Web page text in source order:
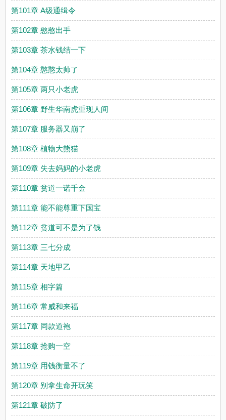
第101章 A级通缉令
第102章 憨憨出手
第103章 茶水钱结一下
第104章 憨憨太帅了
第105章 两只小老虎
第106章 野生华南虎重现人间
第107章 服务器又崩了
第108章 植物大熊猫
第109章 失去妈妈的小老虎
第110章 贫道一诺千金
第111章 能不能尊重下国宝
第112章 贫道可不是为了钱
第113章 三七分成
第114章 天地甲乙
第115章 相字篇
第116章 常威和来福
第117章 同款道袍
第118章 抢购一空
第119章 用钱衡量不了
第120章 别拿生命开玩笑
第121章 破防了